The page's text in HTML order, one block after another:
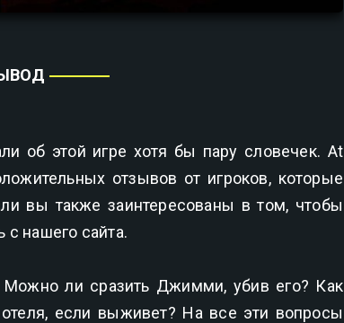
об этой игре хотя бы пару словечек. At
отзывов от игроков, которые
вы также заинтересованы в том, чтобы
с нашего сайта.
ли сразить Джимми, убив его? Как
если выживет? На все эти вопросы